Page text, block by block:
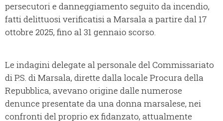
persecutori e danneggiamento seguito da incendio,
fatti delittuosi verificatisi a Marsala a partire dal 17
ottobre 2025, fino al 31 gennaio scorso.
Le indagini delegate al personale del Commissariato
di P.S. di Marsala, dirette dalla locale Procura della
Repubblica, avevano origine dalle numerose
denunce presentate da una donna marsalese, nei
confronti del proprio ex fidanzato, attualmente